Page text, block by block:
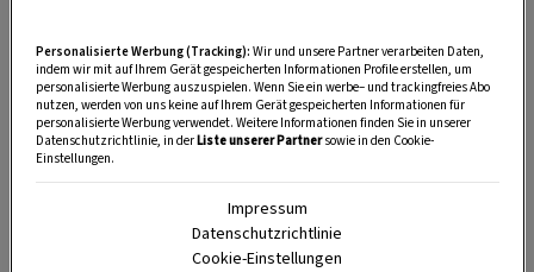
SPEICHERN DRUCKEN
Personalisierte Werbung (Tracking): Wir und unsere Partner verarbeiten Daten,
indem wir mit auf Ihrem Gerät gespeicherten Informationen Profile erstellen, um
personalisierte Werbung auszuspielen. Wenn Sie ein werbe– und trackingfreies Abo
nutzen, werden von uns keine auf Ihrem Gerät gespeicherten Informationen für
personalisierte Werbung verwendet. Weitere Informationen finden Sie in unserer
Datenschutzrichtlinie, in derListe unserer Partnersowie in den Cookie-
Einstellungen.
Impressum
Datenschutzrichtlinie
Cookie-Einstellungen